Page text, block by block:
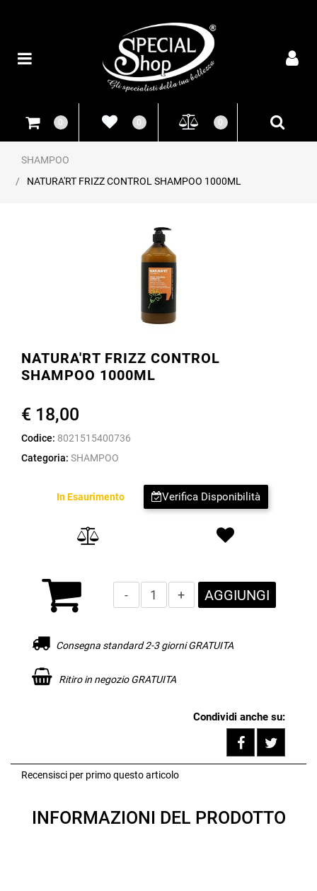
0 0 0
SHAMPOO
NATURA'RT FRIZZ CONTROL SHAMPOO 1000ML
NATURA'RT FRIZZ CONTROL
SHAMPOO 1000ML
€ 18,00
Codice: 8021515400736
Categoria: SHAMPOO
Verifica Disponibilità
In Esaurimento
Quantità
AGGIUNGI
Consegna standard 2-3 giorni GRATUITA
Ritiro in negozio GRATUITA
Condividi anche su:
Recensisci per primo questo articolo
INFORMAZIONI DEL PRODOTTO